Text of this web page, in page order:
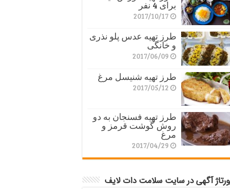
برای 4 نفر
2017/10/17
طرز تهیه عدس پلو نذری
و خانگی
2017/06/09
طرز تهیه شنیسل مرغ
2017/05/12
طرز تهیه فسنجان به دو
روش گوشت قرمز و
مرغ
2017/04/29
آگهی در سایت سلامت دات لایف